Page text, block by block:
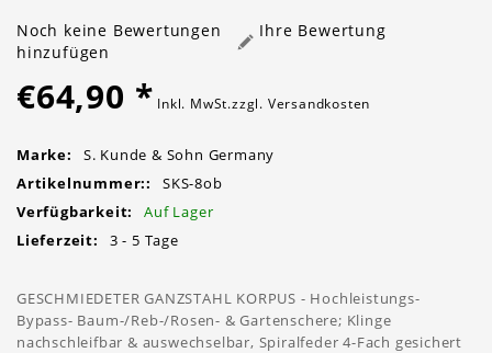
Noch keine Bewertungen
Ihre Bewertung
hinzufügen
€64,90 * Inkl. MwSt.zzgl. Versandkosten
Marke:
S. Kunde & Sohn Germany
Artikelnummer::
SKS-8ob
Verfügbarkeit:
Auf Lager
Lieferzeit:
3 - 5 Tage
GESCHMIEDETER GANZSTAHL KORPUS - Hochleistungs-
Bypass- Baum-/Reb-/Rosen- & Gartenschere; Klinge
nachschleifbar & auswechselbar, Spiralfeder 4-Fach gesichert